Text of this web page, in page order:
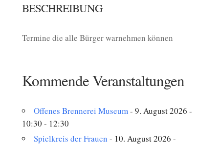
BESCHREIBUNG
Termine die alle Bürger warnehmen können
Kommende Veranstaltungen
Offenes Brennerei Museum- 9. August 2026 -
10:30 - 12:30
Spielkreis der Frauen - 10. August 2026 -